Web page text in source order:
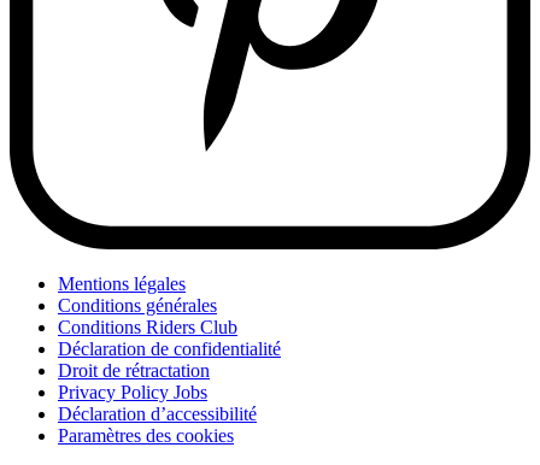
Mentions légales
Conditions générales
Conditions Riders Club
Déclaration de confidentialité
Droit de rétractation
Privacy Policy Jobs
Déclaration d’accessibilité
Paramètres des cookies